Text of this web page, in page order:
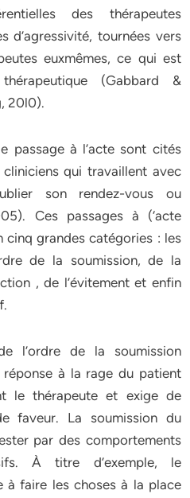
des thérapeutes
d’agressivité, tournées vers
euxmêmes, ce qui est
(Gabbard &
20l0).
passage à l’acte sont cités
qui travaillent avec
son rendez-vous ou
Ces passages à (‘acte
cinq grandes catégories : les
de la soumission, de la
, de l’évitement et enfin
l’ordre de la soumission
à la rage du patient
le thérapeute et exige de
faveur. La soumission du
par des comportements
À titre d’exemple, le
à faire les choses à la place